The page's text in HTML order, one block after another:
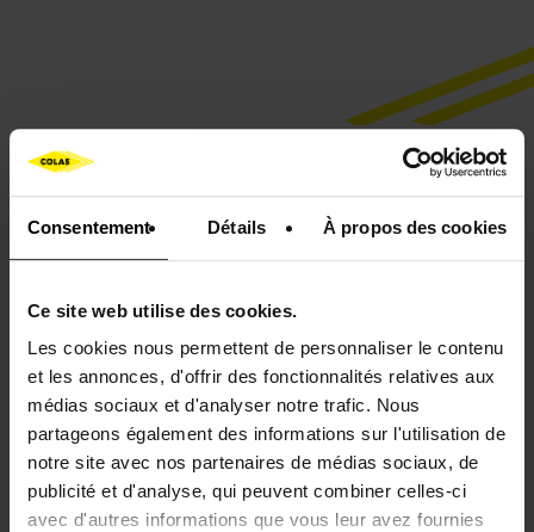
Consentement Détails À propos des cookies
Ce site web utilise des cookies.
Les cookies nous permettent de personnaliser le contenu
et les annonces, d'offrir des fonctionnalités relatives aux
médias sociaux et d'analyser notre trafic. Nous
partageons également des informations sur l'utilisation de
notre site avec nos partenaires de médias sociaux, de
publicité et d'analyse, qui peuvent combiner celles-ci
avec d'autres informations que vous leur avez fournies
Ces solutions pourraient
aussi vous intéresser...